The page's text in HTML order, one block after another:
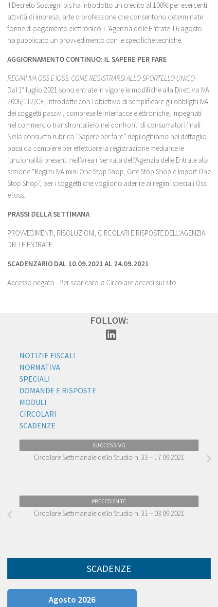
Il Decreto Sostegni bis ha introdotto un credito al 100% per esercenti
attività di impresa, arte o professione che consentono determinate
forme di pagamento elettronico. L’Agenzia delle Entrate il 6 agosto
ha pubblicato un provvedimento con le specifiche tecniche.
AGGIORNAMENTO CONTINUO: IL SAPERE PER FARE
REGIMI IVA OSS E IOSS: COME REGISTRARSI ALLO SPORTELLO UNICO
Dal 1° luglio 2021 sono entrate in vigore le modifiche alla Direttiva IVA
2006/112/CE, introdotte con l’obiettivo di semplificare gli obblighi IVA
dei soggetti passivi, comprese le interfacce elettroniche, impegnati
nel commercio transfrontaliero nei confronti di consumatori finali.
Nella consueta rubrica “Sapere per fare” riepiloghiamo nel dettaglio i
passi da compiere per effettuare la registrazione mediante le
funzionalità presenti nell’area riservata dell’Agenzia delle Entrate alla
sezione “Regimi IVA mini One Stop Shop, One Stop Shop e Import One
Stop Shop”, per i soggetti che vogliono aderire ai regimi speciali Oss
e Ioss.
PRASSI DELLA SETTIMANA
PROVVEDIMENTI, RISOLUZIONI, CIRCOLARI E RISPOSTE DELL'AGENZIA
DELLE ENTRATE
SCADENZARIO DAL 10.09.2021 AL 24.09.2021
Accesso negato - Per scaricare la Circolare accedi sul sito
FOLLOW:
NOTIZIE FISCALI
NORMATIVA
SPECIALI
DOMANDE E RISPOSTE
MODULI
CIRCOLARI
SCADENZE
SUCCESSIVO
Circolare Settimanale dello Studio n. 33 – 17.09.2021
PRECEDENTE
Circolare Settimanale dello Studio n. 31 – 03.09.2021
SCADENZE
Agosto 2026